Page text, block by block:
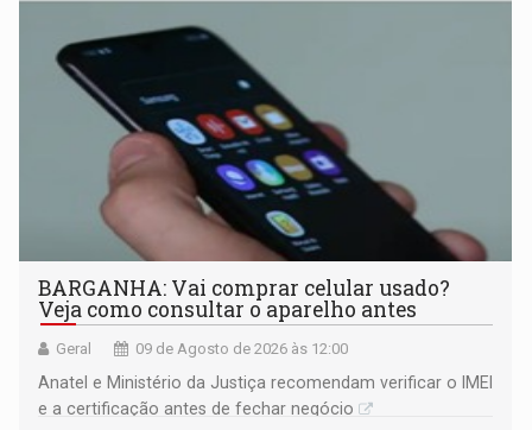
BARGANHA: Vai comprar celular usado?
Veja como consultar o aparelho antes
Geral 09 de Agosto de 2026 às 12:00
Anatel e Ministério da Justiça recomendam verificar o IMEI
e a certificação antes de fechar negócio